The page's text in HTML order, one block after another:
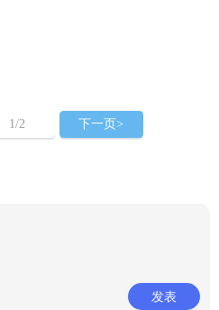
1/2 下一页>
发表